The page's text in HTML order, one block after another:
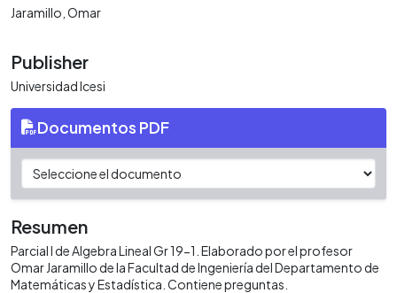
Jaramillo, Omar
Publisher
Universidad Icesi
Documentos PDF
Resumen
Parcial I de Algebra Lineal Gr 19-1. Elaborado por el profesor
Omar Jaramillo de la Facultad de Ingeniería del Departamento de
Matemáticas y Estadística. Contiene preguntas.